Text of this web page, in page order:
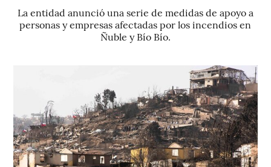
La entidad anunció una serie de medidas de apoyo a
personas y empresas afectadas por los incendios en
Ñuble y Bío Bío.